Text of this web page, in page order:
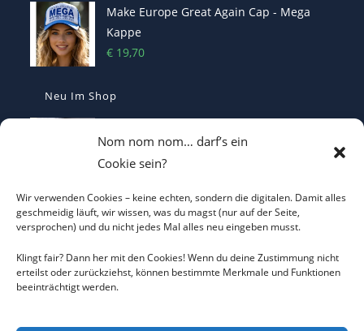
Nom nom nom… darf’s ein
Cookie sein?
Wir verwenden Cookies – keine echten, sondern die digitalen. Damit alles
geschmeidig läuft, wir wissen, was du magst (nur auf der Seite,
versprochen) und du nicht jedes Mal alles neu eingeben musst.
Klingt fair? Dann her mit den Cookies! Wenn du deine Zustimmung nicht
erteilst oder zurückziehst, können bestimmte Merkmale und Funktionen
beeinträchtigt werden.
Make Europe Great Again Cap - Mega
Kappe
€ 19,70
Neu Im Shop
Kaffetasse - Motiviert in den Morgen
€16,70
I LOVE CO2 – Das T-Shirt, das die Klima-
Hysteriker zum Durchdrehen bringt
Heterodoxer Extremist - Das provokante